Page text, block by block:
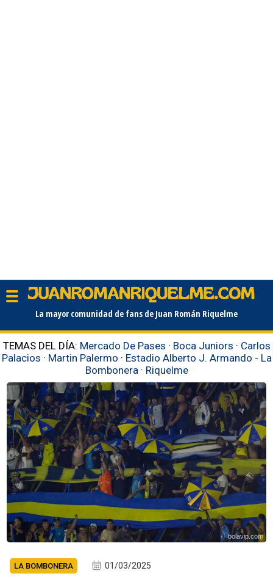
La mayor comunidad de fans de Juan Román Riquelme
TEMAS DEL DÍA: Mercado De Pases · Boca Juniors · Carlos
Palacios · Martin Palermo · Estadio Alberto J. Armando - La
Bombonera · Riquelme
bolavip.com
LA BOMBONERA 01/03/2025